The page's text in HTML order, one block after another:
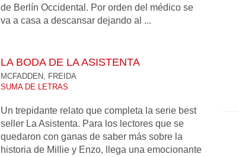
de Berlín Occidental. Por orden del médico se
va a casa a descansar dejando al ...
LA BODA DE LA ASISTENTA
MCFADDEN, FREIDA
SUMA DE LETRAS
Un trepidante relato que completa la serie best
seller La Asistenta. Para los lectores que se
quedaron con ganas de saber más sobre la
historia de Millie y Enzo, llega una emocionante